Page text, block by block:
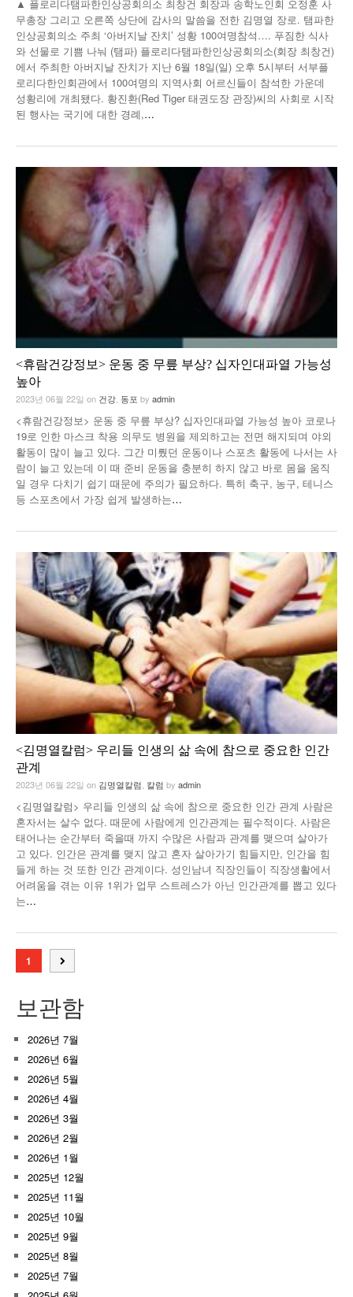
▲ 플로리다탬파한인상공회의소 최창건 회장과 송학노인회 오정훈 사
무총장 그리고 오른쪽 상단에 감사의 말씀을 전한 김명열 장로. 탬파한
인상공회의소 주최 ‘아버지날 잔치’ 성황 100여명참석…. 푸짐한 식사
와 선물로 기쁨 나눠 (탬파) 플로리다탬파한인상공회의소(회장 최창건)
에서 주최한 아버지날 잔치가 지난 6월 18일(일) 오후 5시부터 서부플
로리다한인회관에서 100여명의 지역사회 어르신들이 참석한 가운데
성황리에 개최됐다. 황진환(Red Tiger 태권도장 관장)씨의 사회로 시작
된 행사는 국기에 대한 경례,…
<휴람건강정보> 운동 중 무릎 부상? 십자인대파열 가능성
높아
2023년 06월 22일 on 건강, 동포 by admin
<휴람건강정보> 운동 중 무릎 부상? 십자인대파열 가능성 높아 코로나
19로 인한 마스크 착용 의무도 병원을 제외하고는 전면 해지되며 야외
활동이 많이 늘고 있다. 그간 미뤘던 운동이나 스포츠 활동에 나서는 사
람이 늘고 있는데 이 때 준비 운동을 충분히 하지 않고 바로 몸을 움직
일 경우 다치기 쉽기 때문에 주의가 필요하다. 특히 축구, 농구, 테니스
등 스포츠에서 가장 쉽게 발생하는…
<김명열칼럼> 우리들 인생의 삶 속에 참으로 중요한 인간
관계
2023년 06월 22일 on 김명열칼럼 칼럼 by admin
<김명열칼럼> 우리들 인생의 삶 속에 참으로 중요한 인간 관계 사람은
혼자서는 살수 없다. 때문에 사람에게 인간관계는 필수적이다. 사람은
태어나는 순간부터 죽을때 까지 수많은 사람과 관계를 맺으며 살아가
고 있다. 인간은 관계를 맺지 않고 혼자 살아가기 힘들지만, 인간을 힘
들게 하는 것 또한 인간 관계이다. 성인남녀 직장인들이 직장생활에서
어려움을 겪는 이유 1위가 업무 스트레스가 아닌 인간관계를 뽑고 있다
는…
1
보관함
2026년 7월
2026년 6월
2026년 5월
2026년 4월
2026년 3월
2026년 2월
2026년 1월
2025년 12월
2025년 11월
2025년 10월
2025년 9월
2025년 8월
2025년 7월